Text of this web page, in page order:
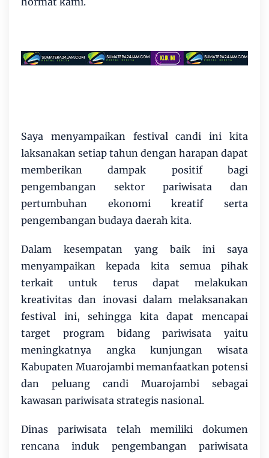
Saya menyampaikan festival candi ini kita
laksanakan setiap tahun dengan harapan dapat
memberikan dampak positif bagi
pengembangan sektor pariwisata dan
pertumbuhan ekonomi kreatif serta
pengembangan budaya daerah kita.
Dalam kesempatan yang baik ini saya
menyampaikan kepada kita semua pihak
terkait untuk terus dapat melakukan
kreativitas dan inovasi dalam melaksanakan
festival ini, sehingga kita dapat mencapai
target program bidang pariwisata yaitu
meningkatnya angka kunjungan wisata
Kabupaten Muarojambi memanfaatkan potensi
dan peluang candi Muarojambi sebagai
kawasan pariwisata strategis nasional.
Dinas pariwisata telah memiliki dokumen
rencana induk pengembangan pariwisata